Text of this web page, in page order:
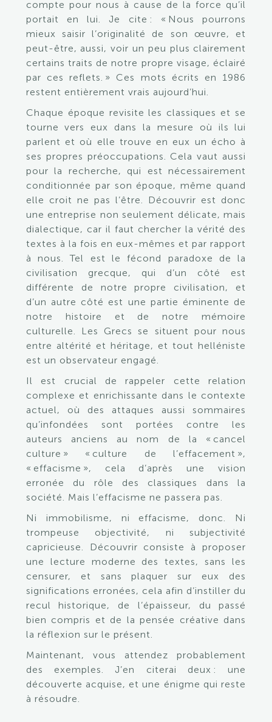
compte pour nous à cause de la force qu’il
portait en lui. Je cite : « Nous pourrons
mieux saisir l’originalité de son œuvre, et
peut-être, aussi, voir un peu plus clairement
certains traits de notre propre visage, éclairé
par ces reflets. » Ces mots écrits en 1986
restent entièrement vrais aujourd’hui.
Chaque époque revisite les classiques et se
tourne vers eux dans la mesure où ils lui
parlent et où elle trouve en eux un écho à
ses propres préoccupations. Cela vaut aussi
pour la recherche, qui est nécessairement
conditionnée par son époque, même quand
elle croit ne pas l’être. Découvrir est donc
une entreprise non seulement délicate, mais
dialectique, car il faut chercher la vérité des
textes à la fois en eux-mêmes et par rapport
à nous. Tel est le fécond paradoxe de la
civilisation grecque, qui d’un côté est
différente de notre propre civilisation, et
d’un autre côté est une partie éminente de
notre histoire et de notre mémoire
culturelle. Les Grecs se situent pour nous
entre altérité et héritage, et tout helléniste
est un observateur engagé.
Il est crucial de rappeler cette relation
complexe et enrichissante dans le contexte
actuel, où des attaques aussi sommaires
qu’infondées sont portées contre les
auteurs anciens au nom de la « cancel
culture » « culture de l’effacement »,
« effacisme », cela d’après une vision
erronée du rôle des classiques dans la
société. Mais l’effacisme ne passera pas.
Ni immobilisme, ni effacisme, donc. Ni
trompeuse objectivité, ni subjectivité
capricieuse. Découvrir consiste à proposer
une lecture moderne des textes, sans les
censurer, et sans plaquer sur eux des
significations erronées, cela afin d’instiller du
recul historique, de l’épaisseur, du passé
bien compris et de la pensée créative dans
la réflexion sur le présent.
Maintenant, vous attendez probablement
des exemples. J’en citerai deux : une
découverte acquise, et une énigme qui reste
à résoudre.